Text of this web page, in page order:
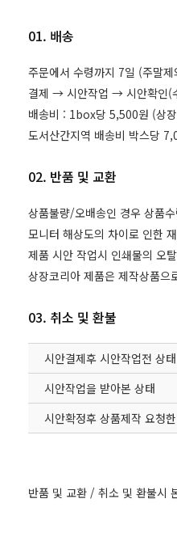
01. 배송
주문에서 수령까지 7일 (주말
결제 → 시안작업 → 시안확인(
배송비 : 1box당 5,500원 (상
도서산간지역 배송비 박스당
02. 반품 및 교환
상품불량/오배송인 경우 상품
모니터 해상도의 차이로 인한
제품 시안 작업시 인쇄물의 오
상장코리아 제품은 제작상품
03. 취소 및 환불
시안결제후 시안작업전 상태
시안작업을 받아본 상태
시안확정후 상품제작 요청
반품 및 교환 / 취소 및 환불시